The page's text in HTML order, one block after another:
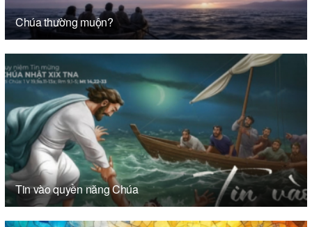
Chúa thường muộn?
Tin vào quyền năng Chúa